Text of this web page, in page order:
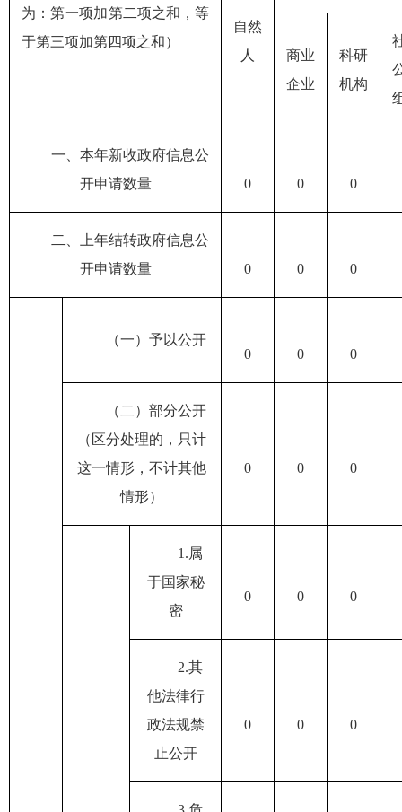
为：第一项加第二项之和，等
于第三项加第四项之和）
自然
人
商业
企业
科研
机构
一、本年新收政府信息公
开申请数量
0 0 0
二、上年结转政府信息公
开申请数量
0 0 0
（一）予以公开
0
0 0
（二）部分公开
（区分处理的，只计
这一情形，不计其他
情形）
0 0 0
1.属
于国家秘
密
0 0 0
2.其
他法律行
政法规禁
止公开
0 0 0